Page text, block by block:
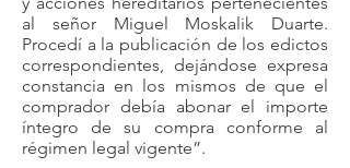
al señor Miguel Moskalik Duarte.
Procedí a la publicación de los edictos
correspondientes, dejándose expresa
constancia en los mismos de que el
comprador debía abonar el importe
íntegro de su compra conforme al
régimen legal vigente”.